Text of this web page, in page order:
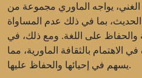
يواجه الماوري مجموعة من
بما في ذلك عدم المساواة
والحفاظ على اللغة. ومع ذلك، في
الاهتمام بالثقافة الماورية، مما
يسهم في إحيائها والحفاظ عليها.